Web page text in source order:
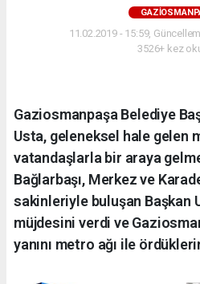
11.02.2019 - 15:59,
3526+ kez
Gaziosmanpaşa Belediye
Usta, geleneksel hale gelen
vatandaşlarla bir araya
Bağlarbaşı, Merkez ve
sakinleriyle buluşan Başkan
müjdesini verdi ve
yanını metro ağı ile